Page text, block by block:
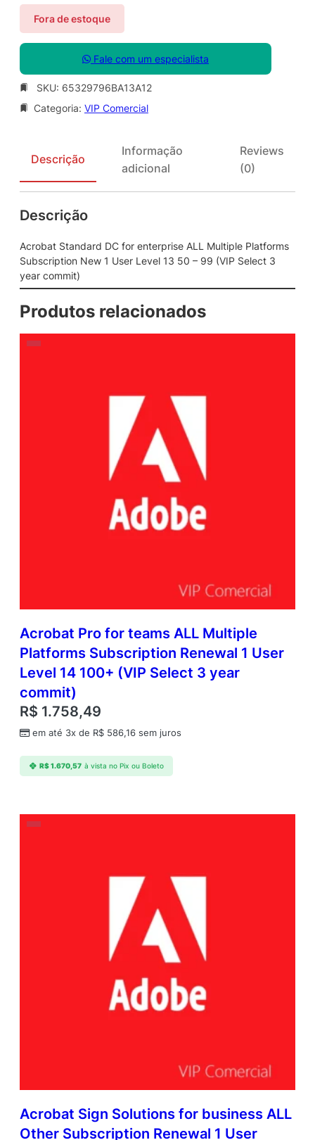
Fora de estoque
Fale com um especialista
SKU: 65329796BA13A12
Categoria: VIP Comercial
Descrição
Informação
adicional
Reviews
(0)
Descrição
Acrobat Standard DC for enterprise ALL Multiple Platforms
Subscription New 1 User Level 13 50 – 99 (VIP Select 3
year commit)
Produtos relacionados
Acrobat Pro for teams ALL Multiple
Platforms Subscription Renewal 1 User
Level 14 100+ (VIP Select 3 year
commit)
R$ 1.758,49
em até 3x de R$ 586,16 sem juros
R$1.670,57 à vista no Pix ou Boleto
Acrobat Sign Solutions for business ALL
Other Subscription Renewal 1 User